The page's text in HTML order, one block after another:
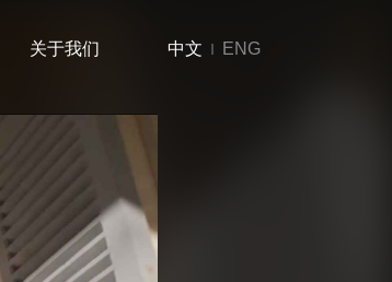
关于我们 中文 ENG